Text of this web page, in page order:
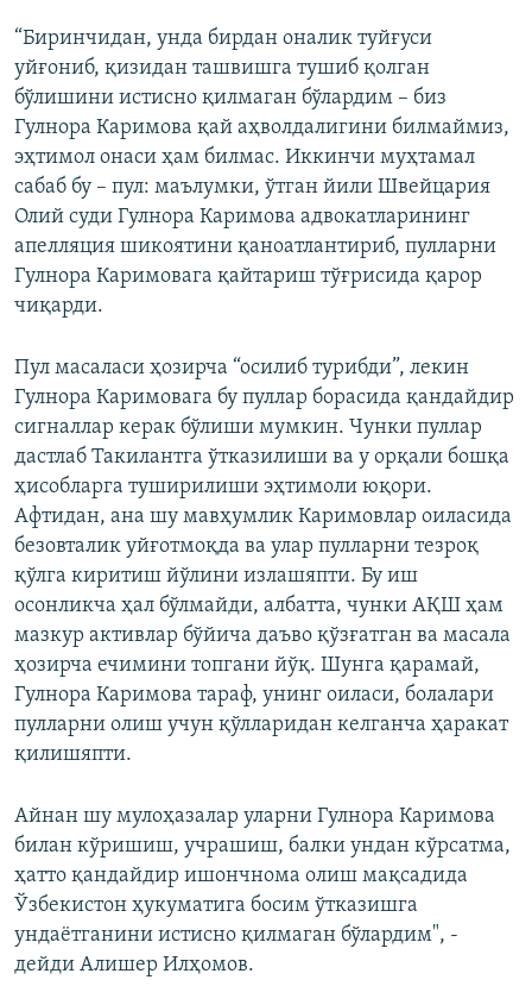
“Биринчидан, унда бирдан оналик туйғуси
уйғониб, қизидан ташвишга тушиб қолган
бўлишини истисно қилмаган бўлардим – биз
Гулнора Каримова қай аҳволдалигини билмаймиз,
эҳтимол онаси ҳам билмас. Иккинчи муҳтамал
сабаб бу – пул: маълумки, ўтган йили Швейцария
Олий суди Гулнора Каримова адвокатларининг
апелляция шикоятини қаноатлантириб, пулларни
Гулнора Каримовага қайтариш тўғрисида қарор
чиқарди.
Пул масаласи ҳозирча “осилиб турибди”, лекин
Гулнора Каримовага бу пуллар борасида қандайдир
сигналлар керак бўлиши мумкин. Чунки пуллар
дастлаб Такилантга ўтказилиши ва у орқали бошқа
ҳисобларга туширилиши эҳтимоли юқори.
Афтидан, ана шу мавҳумлик Каримовлар оиласида
безовталик уйғотмоқда ва улар пулларни тезроқ
қўлга киритиш йўлини излашяпти. Бу иш
осонликча ҳал бўлмайди, албатта, чунки АҚШ ҳам
мазкур активлар бўйича даъво қўзғатган ва масала
ҳозирча ечимини топгани йўқ. Шунга қарамай,
Гулнора Каримова тараф, унинг оиласи, болалари
пулларни олиш учун қўлларидан келганча ҳаракат
қилишяпти.
Айнан шу мулоҳазалар уларни Гулнора Каримова
билан кўришиш, учрашиш, балки ундан кўрсатма,
ҳатто қандайдир ишончнома олиш мақсадида
Ўзбекистон ҳукуматига босим ўтказишга
ундаётганини истисно қилмаган бўлардим", -
дейди Алишер Илҳомов.